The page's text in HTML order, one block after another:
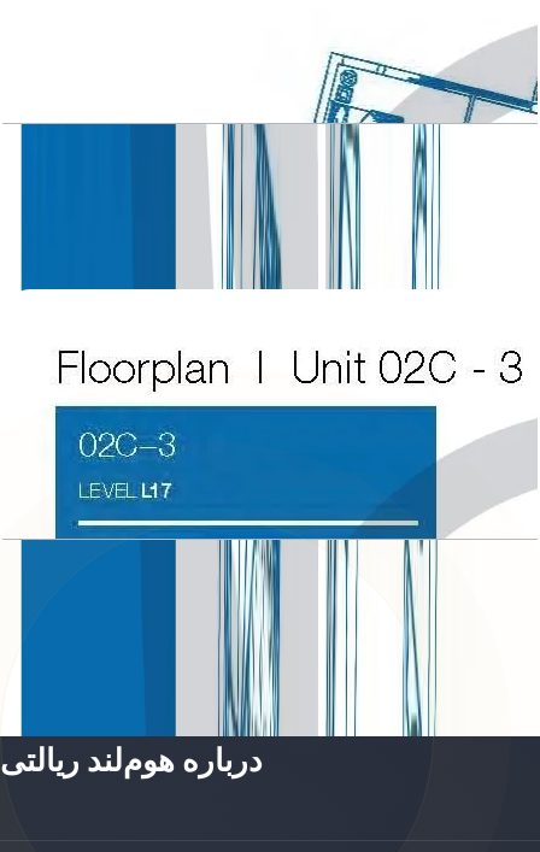
Atlantic Tower, 3 BR, Level L17, Unit 01C-3,
Atlantic Tower, 3 BR, Level L17, Unit 02C-3,
2959 SQFT
درباره هوم‌لند ریالتی